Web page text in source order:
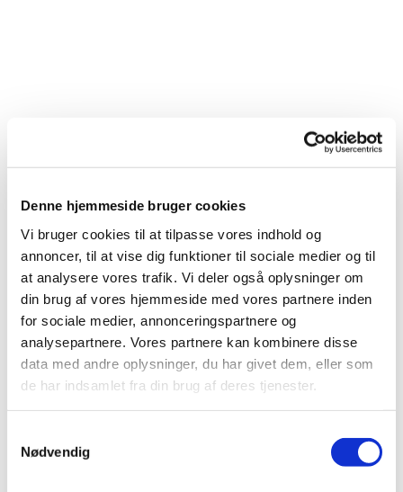
Denne hjemmeside bruger cookies
Vi bruger cookies til at tilpasse vores indhold og
annoncer, til at vise dig funktioner til sociale medier og til
at analysere vores trafik. Vi deler også oplysninger om
din brug af vores hjemmeside med vores partnere inden
for sociale medier, annonceringspartnere og
analysepartnere. Vores partnere kan kombinere disse
data med andre oplysninger, du har givet dem, eller som
de har indsamlet fra din brug af deres tjenester.
Nødvendig